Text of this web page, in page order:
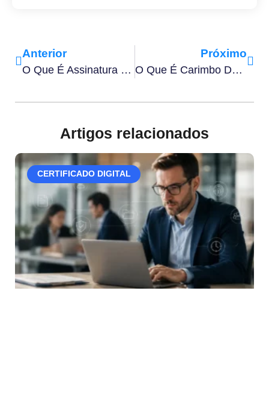
Anterior
O Que É Assinatura Digital Em Lote, Benefícios E Como Fazer?
Próximo
O Que É Carimbo Do Tempo E Sua Importância Para A Gestão De Documentos
Artigos relacionados
CERTIFICADO DIGITAL